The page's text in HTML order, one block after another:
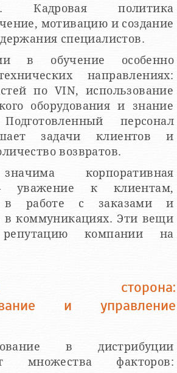
Кадровая политика
мотивацию и создание
специалистов.
в обучение особенно
направлениях:
по VIN, использование
оборудования и знание
персонал
задачи клиентов и
возвратов.
корпоративная
уважение к клиентам,
в работе с заказами и
в коммуникациях. Эти вещи
компании на
сторона:
и управление
в дистрибуции
множества факторов: